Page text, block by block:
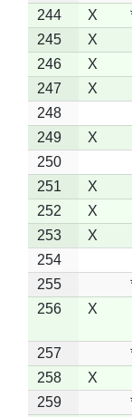
244
X
245
X
246
X
247
X
248
249
X
250
251
X
252
X
253
X
254
255
256
X
257
258
X
259